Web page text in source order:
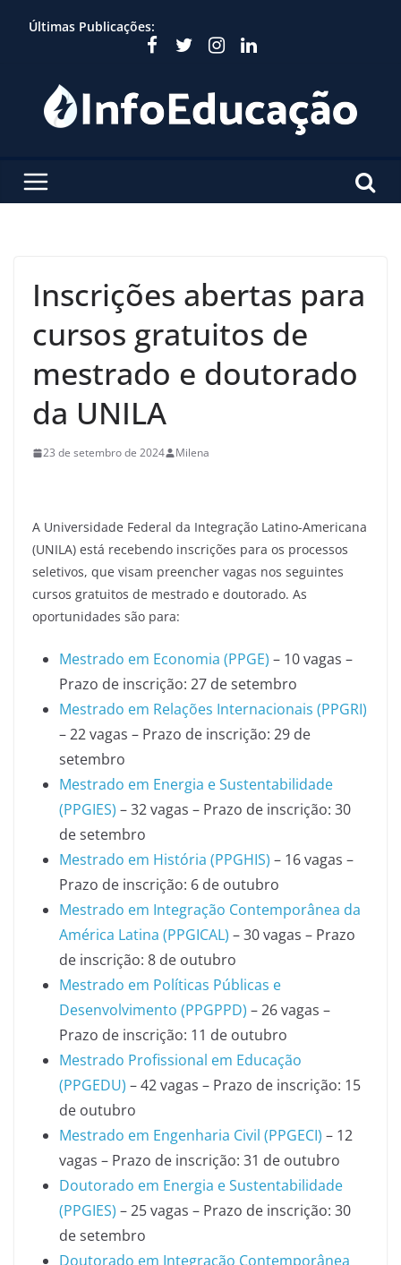
Últimas Publicações:
Inscrições abertas para
cursos gratuitos de
mestrado e doutorado
da UNILA
23 de setembro de 2024 Milena
A Universidade Federal da Integração Latino-Americana
(UNILA) está recebendo inscrições para os processos
seletivos, que visam preencher vagas nos seguintes
cursos gratuitos de mestrado e doutorado. As
oportunidades são para:
Mestrado em Economia (PPGE) – 10 vagas –
Prazo de inscrição: 27 de setembro
Mestrado em Relações Internacionais (PPGRI)
– 22 vagas – Prazo de inscrição: 29 de
setembro
Mestrado em Energia e Sustentabilidade
(PPGIES) – 32 vagas – Prazo de inscrição: 30
de setembro
Mestrado em História (PPGHIS) – 16 vagas –
Prazo de inscrição: 6 de outubro
Mestrado em Integração Contemporânea da
América Latina (PPGICAL) – 30 vagas – Prazo
de inscrição: 8 de outubro
Mestrado em Políticas Públicas e
Desenvolvimento (PPGPPD) – 26 vagas –
Prazo de inscrição: 11 de outubro
Mestrado Profissional em Educação
(PPGEDU) – 42 vagas – Prazo de inscrição: 15
de outubro
Mestrado em Engenharia Civil (PPGECI) – 12
vagas – Prazo de inscrição: 31 de outubro
Doutorado em Energia e Sustentabilidade
(PPGIES) – 25 vagas – Prazo de inscrição: 30
de setembro
Doutorado em Integração Contemporânea